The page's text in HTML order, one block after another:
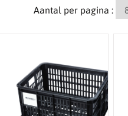
Aantal per pagina :